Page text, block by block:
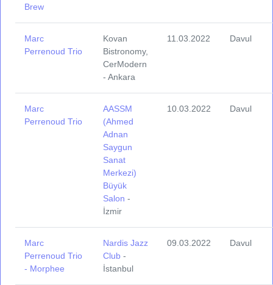
Brew
Marc
Perrenoud Trio
Kovan
Bistronomy,
CerModern
- Ankara
11.03.2022 Davul
Marc
Perrenoud Trio
AASSM
(Ahmed
Adnan
Saygun
Sanat
Merkezi)
Büyük
Salon -
İzmir
10.03.2022 Davul
Marc
Perrenoud Trio
- Morphee
Nardis Jazz
Club -
İstanbul
09.03.2022 Davul